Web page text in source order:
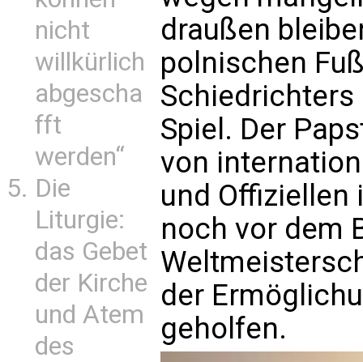
nicht
willkürlich
abgescha
fft
werden“
Die
Liturgie:
das Gebet
der Kirche
und Atem
des
draußen
polnischen
Spiel. Der
von
und Offiziellen
noch vor dem
der
geholfen.